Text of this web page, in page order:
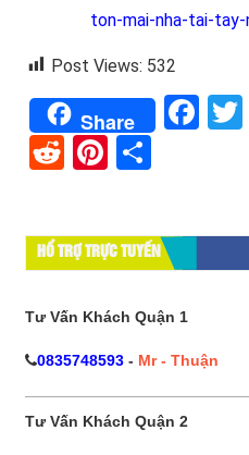
ton-mai-nha-tai-tay-
Post Views: 532
Share
RedditPinterest
HỔ TRỢ TRỰC TUYẾN
Tư Vấn Khách Quận 1
0835748593 - Mr - Thuận
Tư Vấn Khách Quận 2